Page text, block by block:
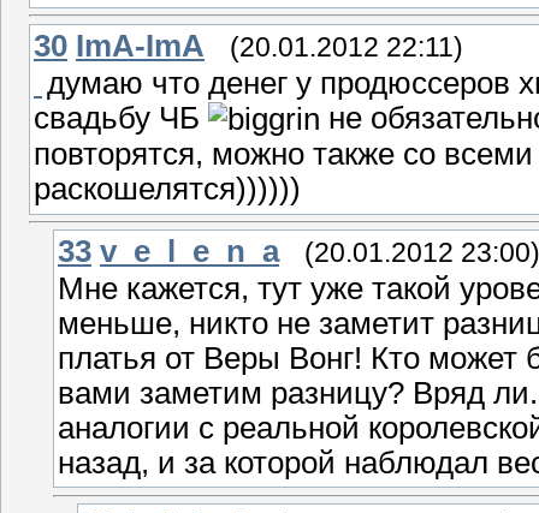
30 ImA-ImA (20.01.2012 22:11)
думаю что денег у продюссеров
свадьбу ЧБ
не
повторятся, можно также со
раскошелятся))))))
33 v_e_l_e_n_a (20.01.2012 23:00)
Мне кажется, тут уже такой
меньше, никто не заметит
платья от Веры Вонг! Кто
вами заметим разницу? Вряд
аналогии с реальной
назад, и за которой наблюдал